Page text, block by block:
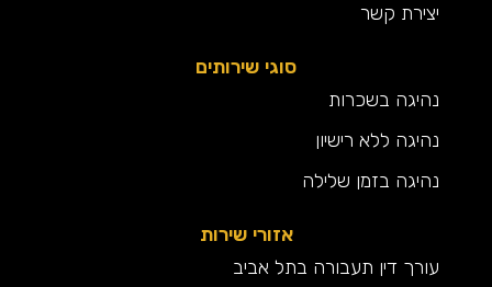
יצירת קשר
סוגי שירותים
נהיגה בשכרות
נהיגה ללא רישיון
נהיגה בזמן שלילה
אזורי שירות
עורך דין תעבורה בתל אביב